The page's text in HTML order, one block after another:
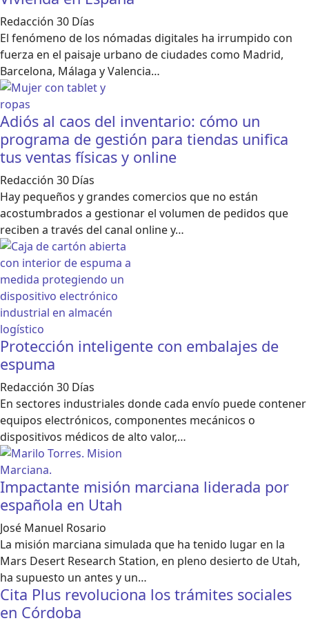
Redacción 30 Días
El fenómeno de los nómadas digitales ha irrumpido con
fuerza en el paisaje urbano de ciudades como Madrid,
Barcelona, Málaga y Valencia…
Adiós al caos del inventario: cómo un
programa de gestión para tiendas unifica
tus ventas físicas y online
Redacción 30 Días
Hay pequeños y grandes comercios que no están
acostumbrados a gestionar el volumen de pedidos que
reciben a través del canal online y…
Protección inteligente con embalajes de
espuma
Redacción 30 Días
En sectores industriales donde cada envío puede contener
equipos electrónicos, componentes mecánicos o
dispositivos médicos de alto valor,…
Impactante misión marciana liderada por
española en Utah
José Manuel Rosario
La misión marciana simulada que ha tenido lugar en la
Mars Desert Research Station, en pleno desierto de Utah,
ha supuesto un antes y un…
Cita Plus revoluciona los trámites sociales
en Córdoba